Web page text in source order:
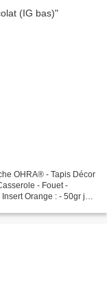
OHRA® - Tapis Décor
- Fouet -
Orange : - 50gr jus